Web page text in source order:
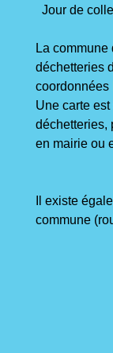
Jour de
La
déchetteries
coordonnées
Une carte
déchetteries,
en mairie ou
Il existe
commune